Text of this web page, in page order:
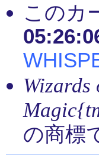
このカ
Wizards
の商標